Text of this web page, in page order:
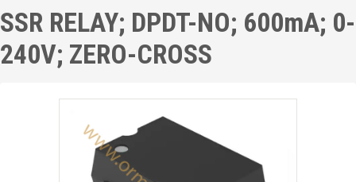
SSR RELAY; DPDT-NO; 600mA; 0-
240V; ZERO-CROSS